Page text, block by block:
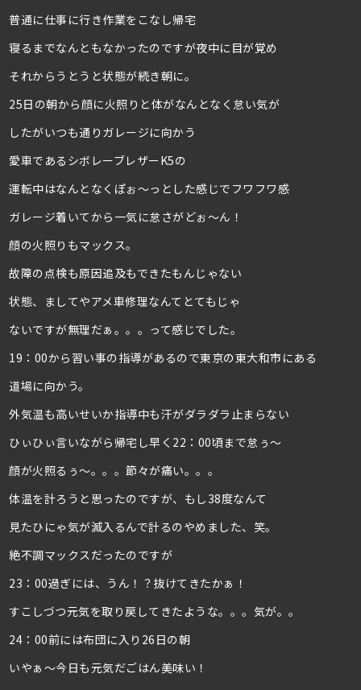
普通に仕事に行き作業をこなし帰宅
寝るまでなんともなかったのですが夜中に目が覚め
それからうとうと状態が続き朝に。
25日の朝から顔に火照りと体がなんとなく怠い気が
したがいつも通りガレージに向かう
愛車であるシボレーブレザーK5の
運転中はなんとなくぽぉ～っとした感じでフワフワ感
ガレージ着いてから一気に怠さがどぉ～ん！
顔の火照りもマックス。
故障の点検も原因追及もできたもんじゃない
状態、ましてやアメ車修理なんてとてもじゃ
ないですが無理だぁ。。。って感じでした。
19：00から習い事の指導があるので東京の東大和市にある
道場に向かう。
外気温も高いせいか指導中も汗がダラダラ止まらない
ひぃひぃ言いながら帰宅し早く22：00頃まで怠ぅ～
顔が火照るぅ～。。。節々が痛い。。。
体温を計ろうと思ったのですが、もし38度なんて
見たひにゃ気が滅入るんで計るのやめました、笑。
絶不調マックスだったのですが
23：00過ぎには、うん！？抜けてきたかぁ！
すこしづつ元気を取り戻してきたような。。。気が。。
24：00前には布団に入り26日の朝
いやぁ～今日も元気だごはん美味い！